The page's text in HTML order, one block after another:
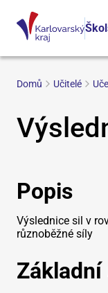
Domů Učitelé
Popis
Výslednice sil v
různoběžné síly
Základní